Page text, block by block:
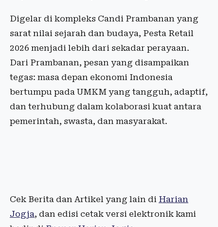
Digelar di kompleks Candi Prambanan yang
sarat nilai sejarah dan budaya, Pesta Retail
2026 menjadi lebih dari sekadar perayaan.
Dari Prambanan, pesan yang disampaikan
tegas: masa depan ekonomi Indonesia
bertumpu pada UMKM yang tangguh, adaptif,
dan terhubung dalam kolaborasi kuat antara
pemerintah, swasta, dan masyarakat.
Cek Berita dan Artikel yang lain di Harian
Jogja, dan edisi cetak versi elektronik kami